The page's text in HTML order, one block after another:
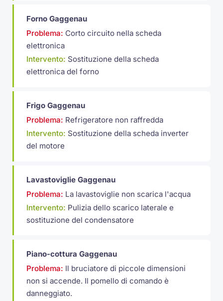
Forno Gaggenau
Problema: Corto circuito nella scheda
elettronica
Intervento: Sostituzione della scheda
elettronica del forno
Frigo Gaggenau
Problema: Refrigeratore non raffredda
Intervento: Sostituzione della scheda inverter
del motore
Lavastoviglie Gaggenau
Problema: La lavastoviglie non scarica l'acqua
Intervento: Pulizia dello scarico laterale e
sostituzione del condensatore
Piano-cottura Gaggenau
Problema: Il bruciatore di piccole dimensioni
non si accende. Il pomello di comando è
danneggiato.